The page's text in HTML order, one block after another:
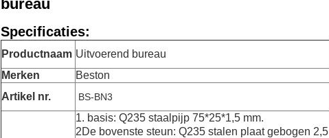
bureau
Specificaties:
Productnaam Uitvoerend bureau
Merken
Beston
Artikel nr.
BS-BN3
1. basis: Q235 staalpijp 75*25*1,5 mm.
2De bovenste steun: Q235 stalen plaat gebogen 2,5